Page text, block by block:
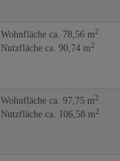
Wohnfläche ca. 78,56 m2
Nutzfläche ca. 90,74 m2
Wohnfläche ca. 97,75 m2
Nutzfläche ca. 106,58 m2